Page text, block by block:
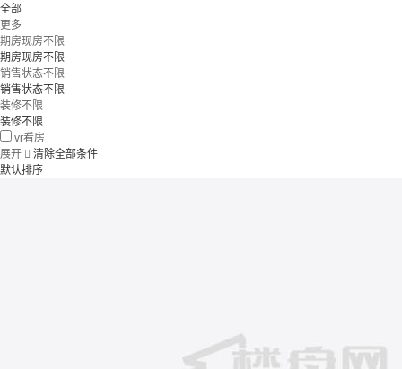
全部
更多
期房现房不限
期房现房不限
销售状态不限
销售状态不限
装修不限
装修不限
vr看房
展开  清除全部条件
默认排序